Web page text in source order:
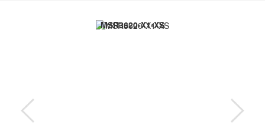
业界领先的 H3C 智能流量调度和精细化的业务控制技术，为客户带
来极佳的网络体验。
MSR3620-X1-XS